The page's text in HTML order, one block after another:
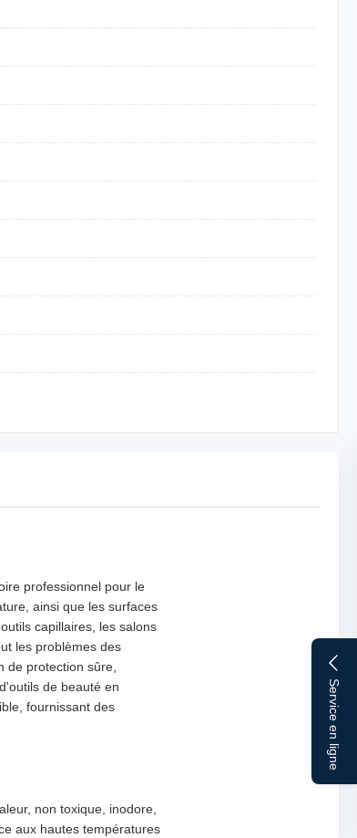
Service en ligne
professionnel pour le
ainsi que les surfaces
capillaires, les salons
les problèmes des
de protection sûre,
de beauté en
fournissant des
non toxique, inodore,
aux hautes températures